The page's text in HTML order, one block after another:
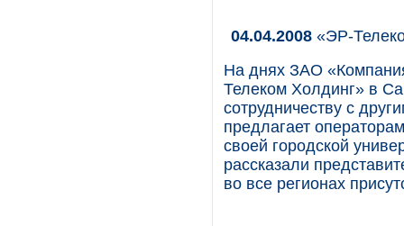
04.04.2008 «ЭР-
На днях ЗАО
Телеком Холдинг» в
сотрудничеству с
предлагает
своей городской
рассказали
во все регионах